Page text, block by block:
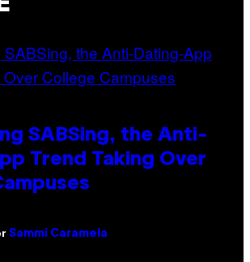
SABSing, the Anti-
Trend Taking Over
Sammi Caramela